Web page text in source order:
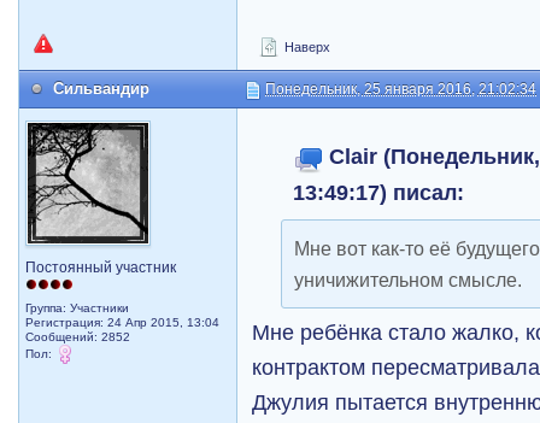
Наверх
Сильвандир Понедельник, 25 января 2016, 21:02:34
Постоянный участник
Группа: Участники
Регистрация: 24 Апр 2015, 13:04
Сообщений: 2852
Пол:
Clair
13:49:17) писал:
Мне вот как-то её
уничижительном смысле.
Мне ребёнка стало жалко,
контрактом
Джулия пытается